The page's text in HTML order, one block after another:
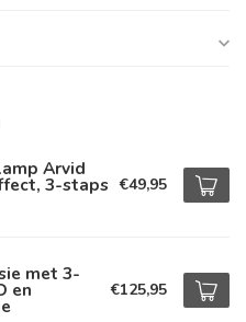
Arvid
3-staps €49,95
met 3-
en €125,95